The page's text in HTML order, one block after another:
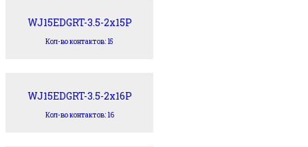
WJ15EDGRT-3.5-2x15P
Кол-во контактов: 15
WJ15EDGRT-3.5-2x16P
Кол-во контактов: 16